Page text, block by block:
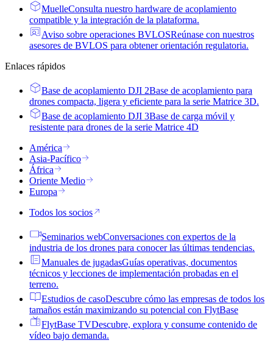
MuelleConsulta nuestro hardware de acoplamiento
compatible y la integración de la plataforma.
Aviso sobre operaciones BVLOSReúnase con nuestros
asesores de BVLOS para obtener orientación regulatoria.
Enlaces rápidos
Base de acoplamiento DJI 2Base de acoplamiento para
drones compacta, ligera y eficiente para la serie Matrice 3D.
Base de acoplamiento DJI 3Base de carga móvil y
resistente para drones de la serie Matrice 4D
América
Asia-Pacífico
África
Oriente Medio
Europa
Todos los socios
Seminarios webConversaciones con expertos de la
industria de los drones para conocer las últimas tendencias.
Manuales de jugadasGuías operativas, documentos
técnicos y lecciones de implementación probadas en el
terreno.
Estudios de casoDescubre cómo las empresas de todos los
tamaños están maximizando su potencial con FlytBase
FlytBase TVDescubre, explora y consume contenido de
vídeo bajo demanda.